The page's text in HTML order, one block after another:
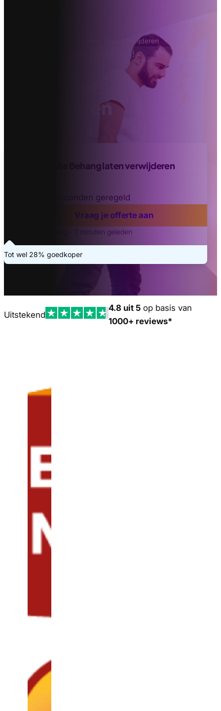
Vind de beste Behang laten verwijderen
Binnen 20 seconden geregeld
Vraag je offerte aan
Laatste aanvraag - 3 minuten geleden
Tot wel 28% goedkoper
Behang laten verwijderen
Da's altijd slim!
verwijderen
Uitstekend
4.8 uit 5 op basis van
1000+ reviews*